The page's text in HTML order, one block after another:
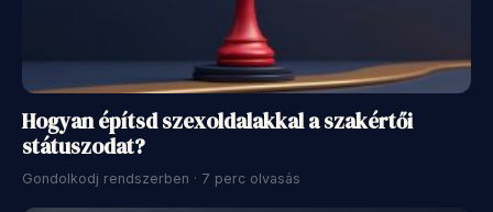
Hogyan építsd szexoldalakkal a szakértői
státuszodat?
Gondolkodj rendszerben · 7 perc olvasás